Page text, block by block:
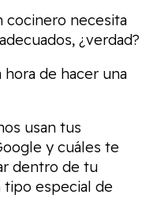
cocinero necesita
¿verdad?
hora de hacer una
usan tus
y cuáles te
dentro de tu
tipo especial de